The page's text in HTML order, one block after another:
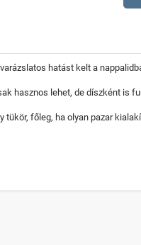
hatást kelt a
hasznos lehet, de díszként is
tükör, főleg, ha olyan pazar